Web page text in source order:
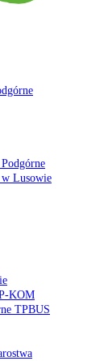
Lusowie
KOM
TPBUS